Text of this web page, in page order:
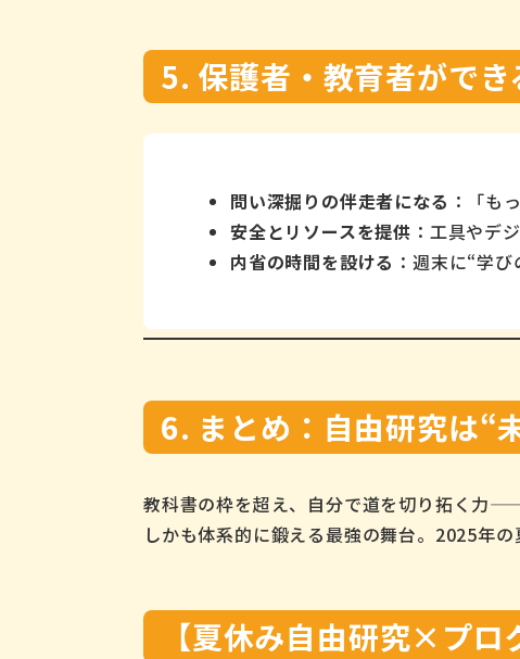
5. 保護者・教育者がで
問い深掘りの伴走者になる ：「も
安全とリソースを提供 ：工具やデ
内省の時間を設ける ：週末に“学
6. まとめ：自由研究は“
教科書の枠を超え、自分で道を切り拓く力
しかも体系的に鍛える最強の舞台。2025年
【夏休み自由研究×プ